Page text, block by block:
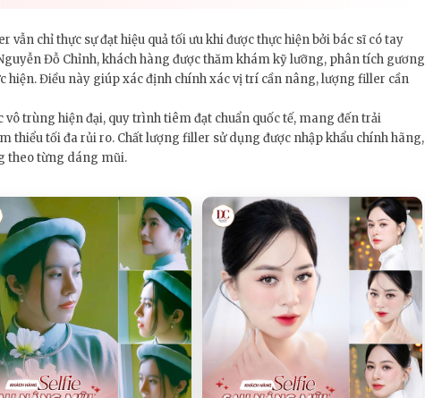
chỉ thực sự đạt hiệu quả tối ưu khi được thực hiện bởi bác sĩ có tay
Đỗ Chỉnh, khách hàng được thăm khám kỹ lưỡng, phân tích gương
hiện. Điều này giúp xác định chính xác vị trí cần nâng, lượng filler cần
trùng hiện đại, quy trình tiêm đạt chuẩn quốc tế, mang đến trải
thiểu tối đa rủi ro. Chất lượng filler sử dụng được nhập khẩu chính hãng,
theo từng dáng mũi.